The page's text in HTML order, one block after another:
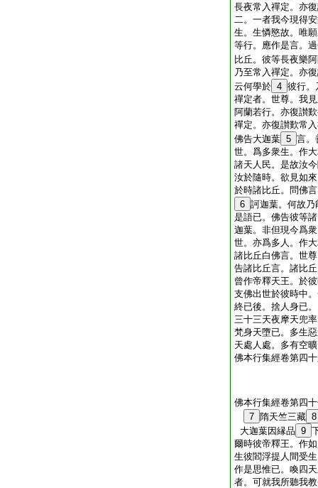
長夜常入禪定。亦
二。一者我今現得
生。生憐愍故。唯
等行。應作是言。
比丘。彼等長夜樂
乃至常入禪定。亦
云何學於 4 彼行。
禪定者。世尊。我
阿蘭若行。亦復讃
禪定。亦復讃歎常
佛告大迦葉 5 言。
世。爲多衆生。作
諸天人民。是故汝
汝於隨時。欲見如
於時諸比丘。問佛
6 訶迦葉。何故
是語已。佛告彼等
迦葉。非但現今爲
世。亦爲多人。作
諸比丘白佛言。世
告諸比丘言。諸比
曾作帝釋天王。於
支佛出世於彼時中
終已後。捨人身已
三十三天夜摩天兜
梵身天墮已。多生
天處人處。多有空曠
佛本行集經卷第四
佛本行集經卷第四
7 隋天竺三藏 8
大迦葉因縁品 9
爾時彼帝釋王。作
生彼閻浮提人間受
作是思惟已。喚四
者。可就我所聽我